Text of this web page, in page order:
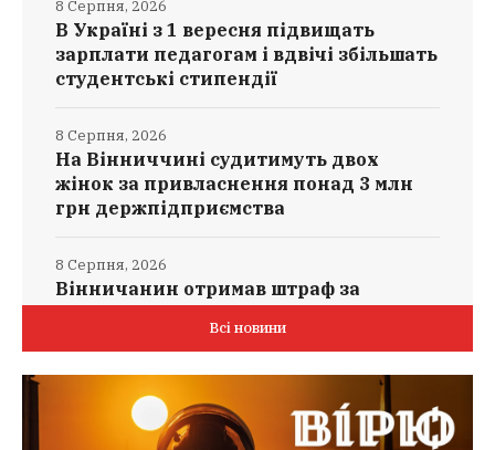
В Україні з 1 вересня підвищать
зарплати педагогам і вдвічі збільшать
студентські стипендії
8 Серпня, 2026
На Вінниччині судитимуть двох
жінок за привласнення понад 3 млн
грн держпідприємства
8 Серпня, 2026
Вінничанин отримав штраф за
8 Серпня, 2026
Негода на Вінниччині: рятувальники
розчищали дороги у шести громадах
Всі новини